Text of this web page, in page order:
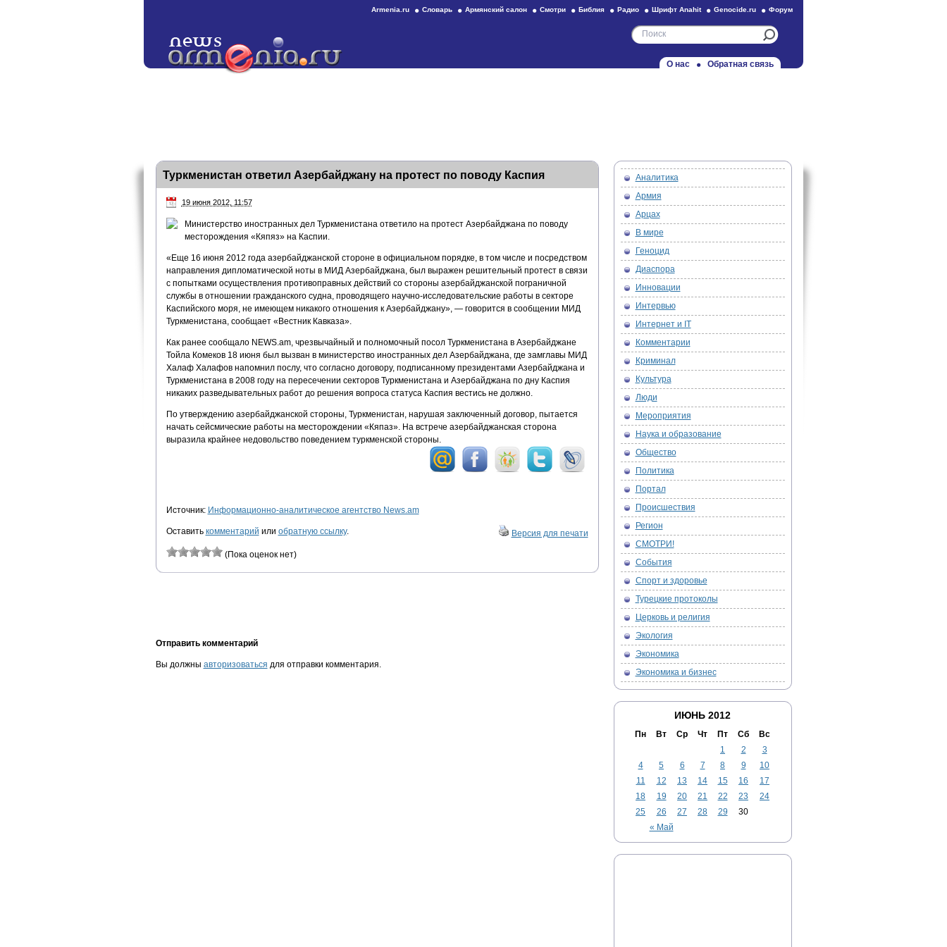
Armenia.ru Словарь Армянский салон Смотри Библия Радио Шрифт Anahit Genocide.ru Форум
О нас Обратная связь
Туркменистан ответил Азербайджану на протест по поводу Каспия
19 июня 2012, 11:57
Министерство иностранных дел Туркменистана ответило на протест Азербайджана по поводу
месторождения «Кяпяз» на Каспии.
«Еще 16 июня 2012 года азербайджанской стороне в официальном порядке, в том числе и посредством
направления дипломатической ноты в МИД Азербайджана, был выражен решительный протест в связи
с попытками осуществления противоправных действий со стороны азербайджанской пограничной
службы в отношении гражданского судна, проводящего научно-исследовательские работы в секторе
Каспийского моря, не имеющем никакого отношения к Азербайджану», — говорится в сообщении МИД
Туркменистана, сообщает «Вестник Кавказа».
Как ранее сообщало NEWS.am, чрезвычайный и полномочный посол Туркменистана в Азербайджане
Тойла Комеков 18 июня был вызван в министерство иностранных дел Азербайджана, где замглавы МИД
Халаф Халафов напомнил послу, что согласно договору, подписанному президентами Азербайджана и
Туркменистана в 2008 году на пересечении секторов Туркменистана и Азербайджана по дну Каспия
никаких разведывательных работ до решения вопроса статуса Каспия вестись не должно.
По утверждению азербайджанской стороны, Туркменистан, нарушая заключенный договор, пытается
начать сейсмические работы на месторождении «Кяпаз». На встрече азербайджанская сторона
выразила крайнее недовольство поведением туркменской стороны.
Источник: Информационно-аналитическое агентство News.am
Оставить комментарий или обратную ссылку. Версия для печати
(Пока оценок нет)
Отправить комментарий
Вы должны авторизоваться для отправки комментария.
Аналитика
Армия
Арцах
В мире
Геноцид
Диаспора
Инновации
Интервью
Интернет и IT
Комментарии
Криминал
Культура
Люди
Мероприятия
Наука и образование
Общество
Политика
Портал
Происшествия
Регион
СМОТРИ!
События
Спорт и здоровье
Турецкие протоколы
Церковь и религия
Экология
Экономика
Экономика и бизнес
ИЮНЬ 2012
Пн Вт Ср Чт Пт Сб Вс
« Май
1 2
3
4
5 6 7 8 9
10
11
12 13 14 15 16
17
18
19 20 21 22 23
24
25
26 27 28 29 30